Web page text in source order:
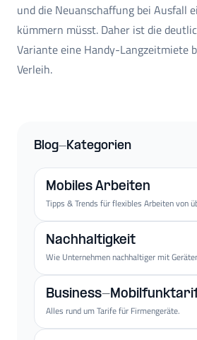
und die Neuanschaffung bei Ausfall
kümmern müsst. Daher ist die
Variante eine Handy-Langzeitmiete
Verleih.
Blog-Kategorien
Mobiles Arbeiten
Tipps & Trends für flexibles Arbeiten von
Nachhaltigkeit
Wie Unternehmen nachhaltiger mit
Business-
Alles rund um Tarife für Firmengeräte.